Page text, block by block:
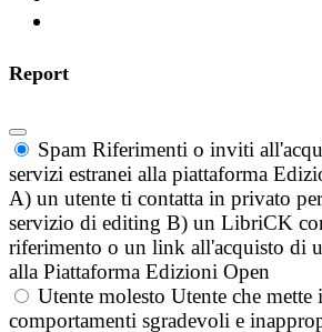
Report
Spam Riferimenti o inviti
servizi estranei alla piattaforma
A) un utente ti contatta in privato
servizio di editing B) un LibriCK
riferimento o un link all'acquisto di
alla Piattaforma Edizioni Open
Utente molesto Utente che mette
comportamenti sgradevoli e